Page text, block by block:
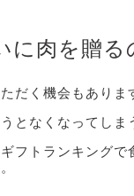
に肉を贈る
だく機会もあり
となくなってしま
フトランキング